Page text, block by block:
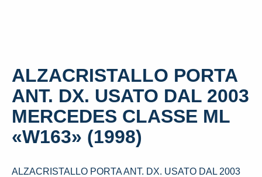
ALZACRISTALLO PORTA
ANT. DX. USATO DAL 2003
MERCEDES CLASSE ML
«W163» (1998)
ALZACRISTALLO PORTA ANT. DX. USATO DAL 2003